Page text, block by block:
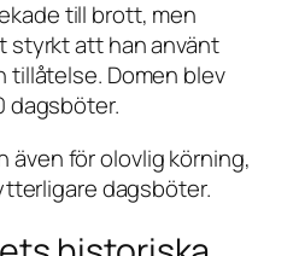
till brott, men
att han använt
tillåtelse. Domen blev
dagsböter.
även för olovlig körning,
dagsböter.